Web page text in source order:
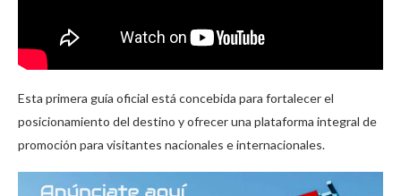
Esta primera guía oficial está concebida para fortalecer el
posicionamiento del destino y ofrecer una plataforma integral de
promoción para visitantes nacionales e internacionales.